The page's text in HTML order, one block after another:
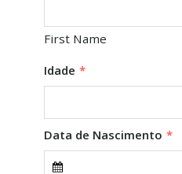
First Name
Idade *
Data de Nascimento *